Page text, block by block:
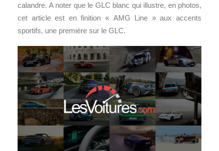
calandre. A noter que le GLC blanc qui illustre, en photos,
cet article est en finition « AMG Line » aux accents
sportifs, une première sur le GLC.